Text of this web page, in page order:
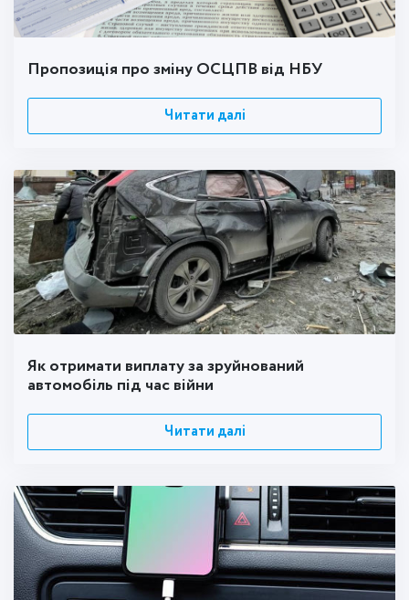
Пропозиція про зміну ОСЦПВ від НБУ
Читати далі
Як отримати виплату за зруйнований
автомобіль під час війни
Читати далі